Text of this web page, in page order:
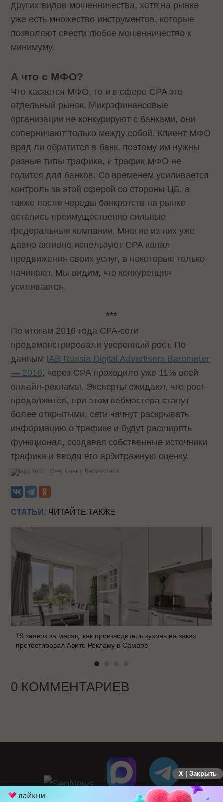
других видов мошенничества, хотя на рынке
уже есть множество инструментов, которые
позволяют свести любое мошенничество к
минимуму.
А что с МФО?
Что касается МФО, то и в сфере CPA это
отдельный рынок. Микрофинансовые
организации не конкурируют с банками, они
соперничают только между собой. Клиент МФО
вряд ли обратится в банк, поэтому им нужны
разные типы трафика, и трафик МФО не
годится для банков. Со временем усиливается
контроль за этой сферой со стороны ЦБ, а
также после череды банкротств на рынке
остались преимущественно сильные
федеральные компании. Многие из них уже
давно активно используют СРА канал
продвижения своих услуг, а некоторые только
начинают. Мы видим, что конкуренция
усиливается.
***
По итогам 2016 года CPA-сети
продемонстрировали уверенный рост. По
данным IAB Russia Digital Advertisers Barometer
— 2016, через CPA проходило уже 11% всей
онлайн-рекламы. Эксперты ожидают, что рост
продолжится, при этом вебмастера станут
более открытыми, сети начнут раскрывать
информацию о трафике и будут расширять
функционал, создавая собственные источники
трафика и вводя его арбитражную оценку.
Теги: CPA Банки Вебмастера
СТАТЬИ: ЧИТАЙТЕ ТАКЖЕ
19 заявок за месяц: как производитель кухонь на заказ
протестировал Авито Рекламу в Самаре
0 КОММЕНТАРИЕВ
X | Закрыть